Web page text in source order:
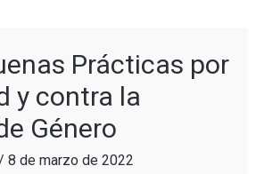
Prácticas por
y contra la
Género
/ 8 de marzo de 2022